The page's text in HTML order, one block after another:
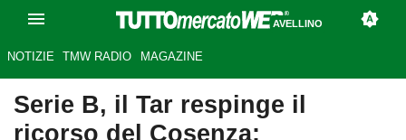
AVELLINO
NOTIZIE TMW RADIO MAGAZINE
Serie B, il Tar respinge il
ricorso del Cosenza: